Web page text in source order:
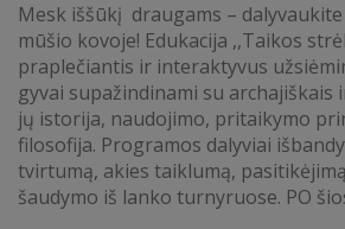
Mesk iššūkį draugams –
mūšio kovoje! Edukacija ,,Taikos
praplečiantis ir interaktyvus
gyvai supažindinami su archajiškais
jų istorija, naudojimo, pritaikymo
filosofija. Programos dalyviai
tvirtumą, akies taiklumą,
šaudymo iš lanko turnyruose. PO